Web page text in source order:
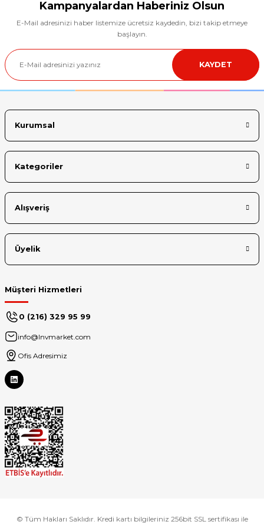
Görüş ve önerileriniz için teşekkür ederiz.
Ürün resmi kalitesiz, bozuk veya görüntülenemiyor.
Ürün açıklamasında eksik bilgiler bulunuyor.
Ürün bilgilerinde hatalar bulunuyor.
Kampanyalardan Haberiniz Olsun
E-Mail adresinizi haber listemize ücretsiz kaydedin, bizi takip etmeye
başlayın.
KAYDET
Kurumsal
Kategoriler
Alışveriş
Üyelik
Müşteri Hizmetleri
0 (216) 329 95 99
info@lnvmarket.com
Ofis Adresimiz
© Tüm Hakları Saklıdır. Kredi kartı bilgileriniz 256bit SSL sertifikası ile